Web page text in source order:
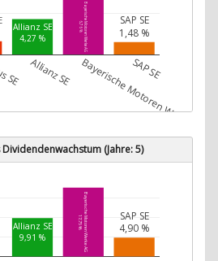
Allianz SE
4,27 % Bayerische Motoren Werke AG
6,76 % SAP SE
1,48 %
SE Allianz SE Bayerische Motoren Werke AG
SAP SE
(Jahre: 5)
Allianz SE
9,91 % Bayerische Motoren Werke AG
17,75 % SAP SE
4,90 %